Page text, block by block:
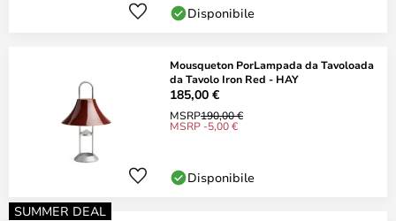
Disponibile
Mousqueton PorLampada da Tavoloada
da Tavolo Iron Red - HAY
185,00 €
MSRP190,00 €
MSRP -5,00 €
Disponibile
SUMMER DEAL